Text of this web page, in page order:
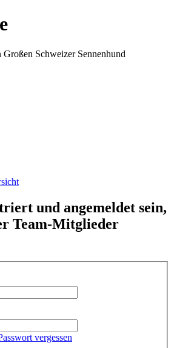
Schweizer Sennenhund
und angemeldet sein,
Team-Mitglieder
vergessen